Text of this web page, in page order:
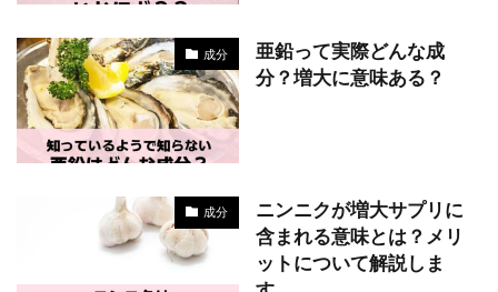
成分
亜鉛って実際どんな成
分？増大に意味ある？
成分
ニンニクが増大サプリに
含まれる意味とは？メリ
ットについて解説しま